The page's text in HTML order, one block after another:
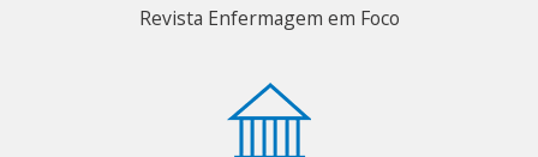
Revista Enfermagem em Foco